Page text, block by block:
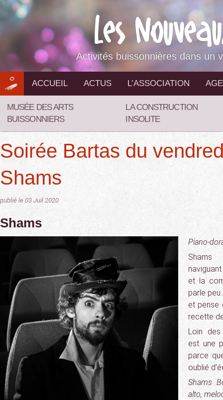
Aller
au
contenu
Activités buissonnières dans un
ACCUEIL ACTUS L’ASSOCIATION
MUSÉE DES ARTS
BUISSONNIERS
LA CONSTRUCTION
INSOLITE
Soirée Bartas du
Shams
publié le 03 Juil 2020
Shams
Piano-
et la
parle
et pense
recette
Loin des
est une
parce
oublié
Shams
alto,